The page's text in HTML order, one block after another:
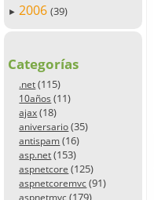
► 2006 (39)
Categorías
.net (115)
10años (11)
ajax (18)
aniversario (35)
antispam (16)
asp.net (153)
aspnetcore (125)
aspnetcoremvc (91)
aspnetmvc (179)